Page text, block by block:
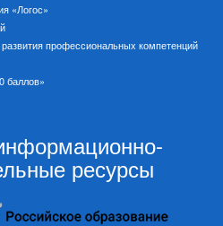
«Логос»
профессиональных компетенций
баллов»
ресурсы